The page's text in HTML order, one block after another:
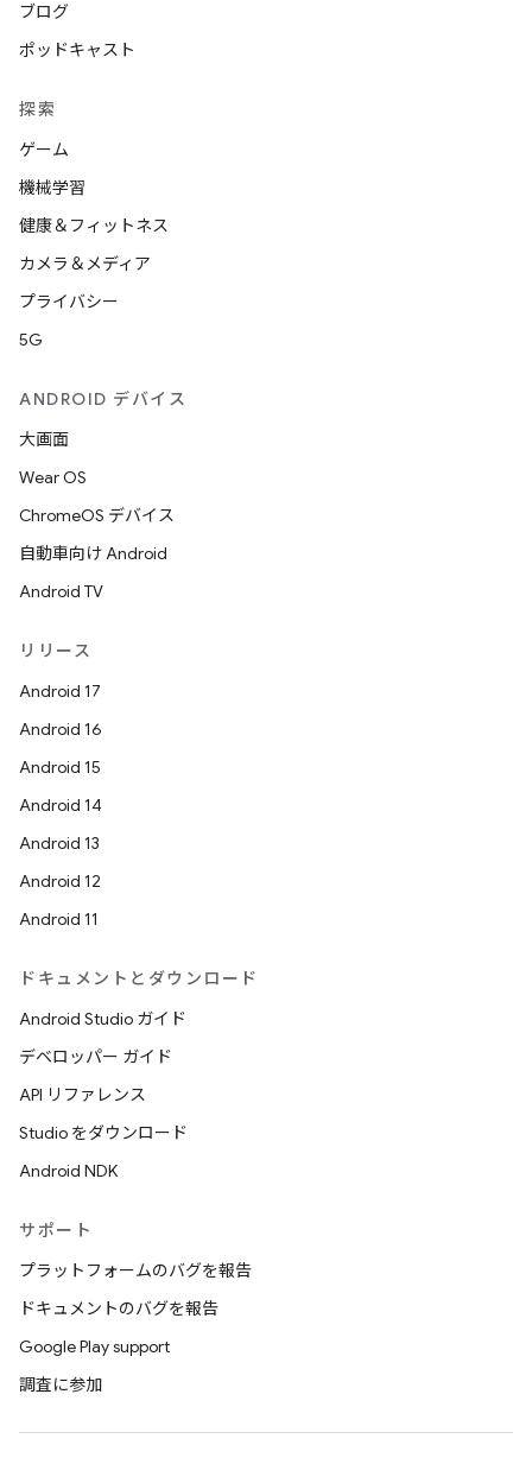
ブログ
ポッドキャスト
探索
ゲーム
機械学習
健康＆フィットネス
カメラ＆メディア
プライバシー
5G
ANDROID デバイス
大画面
Wear OS
ChromeOS デバイス
自動車向け Android
Android TV
リリース
Android 17
Android 16
Android 15
Android 14
Android 13
Android 12
Android 11
ドキュメントとダウンロード
Android Studio ガイド
デベロッパー ガイド
API リファレンス
Studio をダウンロード
Android NDK
サポート
プラットフォームのバグを報告
ドキュメントのバグを報告
Google Play support
調査に参加